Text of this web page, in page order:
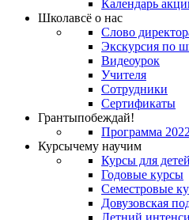
Календарь
Школавсё о нас
Слово
Экскурсия по
Видеоурок
Учителя
Сотрудники
Сертификаты
Грантыпобеждай!
Программа 2022
Курсычему научим
Курсы для
Годовые курсы
Семестровые
Довузовская
Летний